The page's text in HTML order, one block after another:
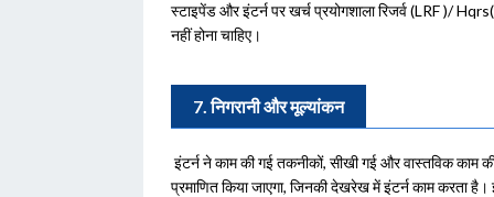
स्टाइपेंड और इंटर्न पर खर्च प्रयोगशाला रिजर्व (LRF )/
नहीं होना चाहिए।
7. निगरानी और मूल्यांकन
इंटर्न ने काम की गई तकनीकों, सीखी गई और वास्तविक काम की
प्रमाणित किया जाएगा, जिनकी देखरेख में इंटर्न काम करता है।